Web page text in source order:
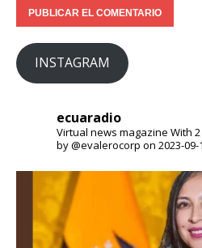
INSTAGRAM
ecuaradio
Virtual news magazine With
by @evalerocorp on 2023-09-